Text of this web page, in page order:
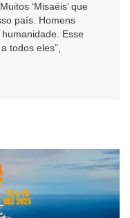
‘Misaéis’ que
país. Homens
Esse
todos eles”,